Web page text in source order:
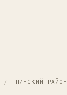
/ ПИНСКИЙ РАЙОН